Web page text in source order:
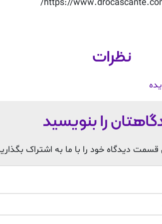
https://
نظرات
را بنویسید
قسمت دیدگاه خود را با ما به اشتراک